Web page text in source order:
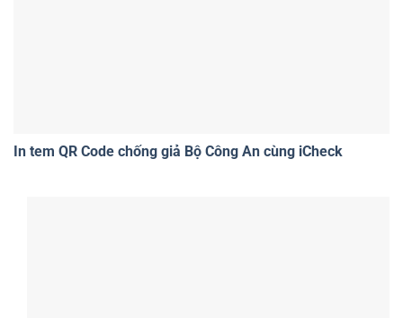
In tem QR Code chống giả Bộ Công An cùng iCheck